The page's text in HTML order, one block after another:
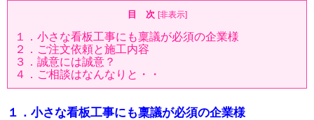
目 次 [非表示]
１．小さな看板工事にも稟議が必須の企業様
２．ご注文依頼と施工内容
３．誠意には誠意？
４．ご相談はなんなりと・・
１．小さな看板工事にも稟議が必須の企業様